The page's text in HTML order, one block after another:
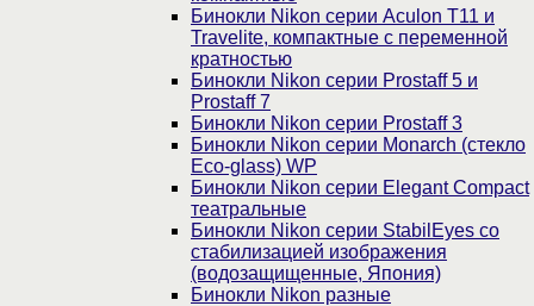
Бинокли Nikon серии Aculon T11 и
Travelite, компактные с переменной
кратностью
Бинокли Nikon серии Prostaff 5 и
Prostaff 7
Бинокли Nikon серии Prostaff 3
Бинокли Nikon серии Monarch (стекло
Eco-glass) WP
Бинокли Nikon серии Elegant Compact
театральные
Бинокли Nikon серии StabilEyes со
стабилизацией изображения
(водозащищенные, Япония)
Бинокли Nikon разные